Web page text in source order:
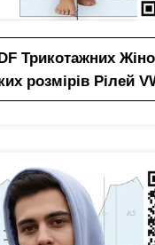
Трикотажних
розмірів Рілей